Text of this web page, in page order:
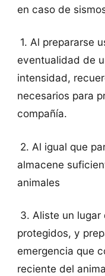
en caso de
1. Al prepararse
eventualidad de
intensidad,
necesarios para
compañía.
2. Al igual que
almacene
animales
3. Aliste un
protegidos, y
emergencia que
reciente del